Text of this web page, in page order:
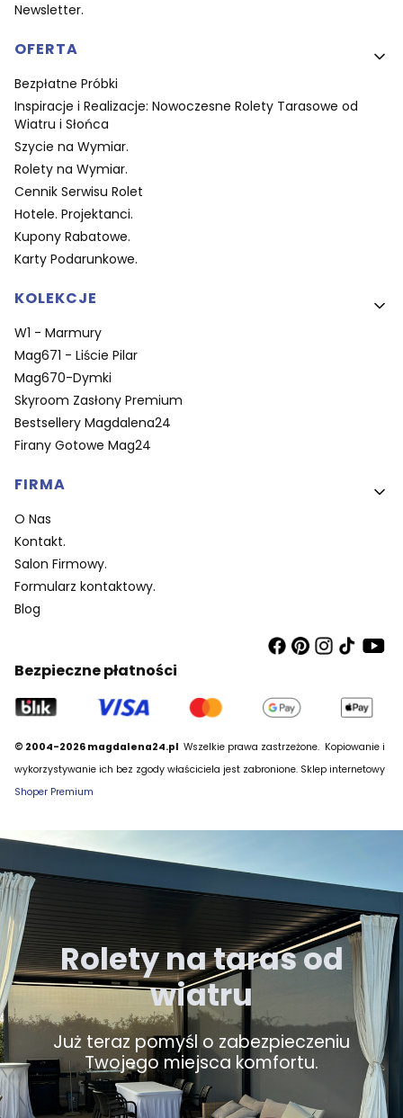
Newsletter.
OFERTA
Bezpłatne Próbki
Inspiracje i Realizacje: Nowoczesne Rolety Tarasowe od
Wiatru i Słońca
Szycie na Wymiar.
Rolety na Wymiar.
Cennik Serwisu Rolet
Hotele. Projektanci.
Kupony Rabatowe.
Karty Podarunkowe.
KOLEKCJE
W1 - Marmury
Mag671 - Liście Pilar
Mag670-Dymki
Skyroom Zasłony Premium
Bestsellery Magdalena24
Firany Gotowe Mag24
FIRMA
O Nas
Kontakt.
Salon Firmowy.
Formularz kontaktowy.
Blog
Bezpieczne płatności
© 2004-2026 magdalena24.pl Wszelkie prawa zastrzeżone. Kopiowanie i
wykorzystywanie ich bez zgody właściciela jest zabronione. Sklep internetowy
Shoper Premium
Rolety na taras od
wiatru
Już teraz pomyśl o zabezpieczeniu
Twojego miejsca komfortu.